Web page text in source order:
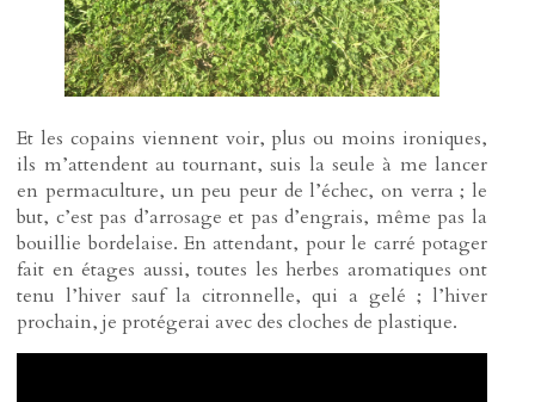
Et les copains viennent voir, plus ou moins ironiques,
ils m’attendent au tournant, suis la seule à me lancer
en permaculture, un peu peur de l’échec, on verra ; le
but, c’est pas d’arrosage et pas d’engrais, même pas la
bouillie bordelaise. En attendant, pour le carré potager
fait en étages aussi, toutes les herbes aromatiques ont
tenu l’hiver sauf la citronnelle, qui a gelé ; l’hiver
prochain, je protégerai avec des cloches de plastique.